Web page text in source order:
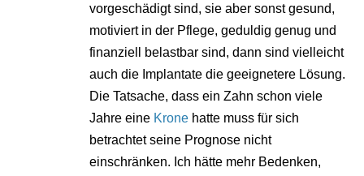
vorgeschädigt sind, sie aber sonst gesund,
motiviert in der Pflege, geduldig genug und
finanziell belastbar sind, dann sind vielleicht
auch die Implantate die geeignetere Lösung.
Die Tatsache, dass ein Zahn schon viele
Jahre eine Krone hatte muss für sich
betrachtet seine Prognose nicht
einschränken. Ich hätte mehr Bedenken,